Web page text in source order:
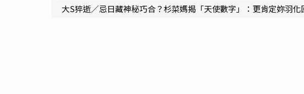
大S猝逝／忌日藏神秘巧合？杉菜媽揭「天使數字」：更肯定妳羽化